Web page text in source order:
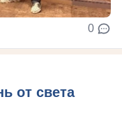
0
от света